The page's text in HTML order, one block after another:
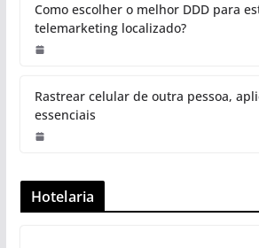
Como escolher o melhor DDD para
telemarketing localizado?
Rastrear celular de outra pessoa,
essenciais
Hotelaria